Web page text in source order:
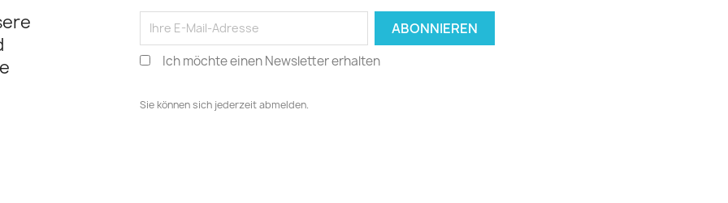
Ich möchte einen Newsletter erhalten
Sie können sich jederzeit abmelden.